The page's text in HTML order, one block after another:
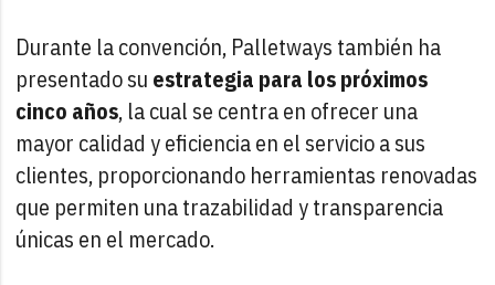
Durante la convención, Palletways también ha
presentado su estrategia para los próximos
cinco años, la cual se centra en ofrecer una
mayor calidad y eficiencia en el servicio a sus
clientes, proporcionando herramientas renovadas
que permiten una trazabilidad y transparencia
únicas en el mercado.